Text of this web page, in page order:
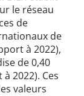
le réseau
de
de
à 2022),
de 0,40
2022). Ces
valeurs